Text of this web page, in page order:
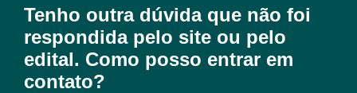
Tenho outra dúvida que não foi
respondida pelo site ou pelo
edital. Como posso entrar em
contato?